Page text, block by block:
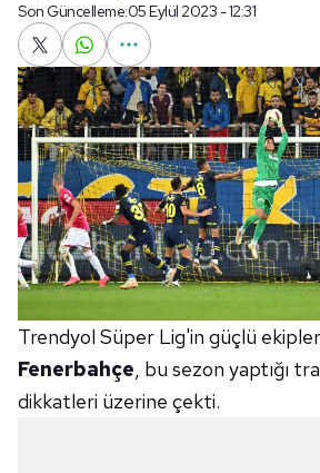
Son Güncelleme:05 Eylül 2023 - 12:31
Trendyol Süper Lig'in güçlü
Fenerbahçe, bu sezon yaptığı
dikkatleri üzerine çekti.